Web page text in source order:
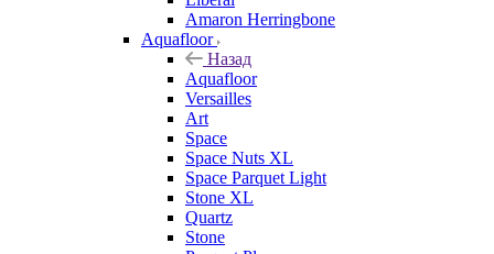
Amaron Herringbone
Aquafloor
Назад
Aquafloor
Versailles
Art
Space
Space Nuts XL
Space Parquet Light
Stone XL
Quartz
Stone